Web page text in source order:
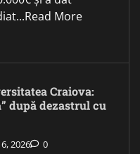
More
Craiova:
după dezastrul cu
2026 0